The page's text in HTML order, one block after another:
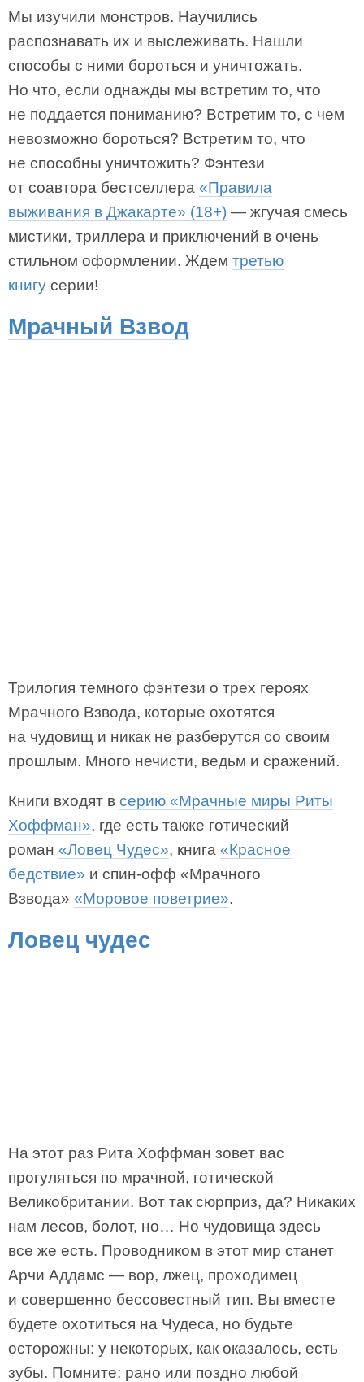
Мы изучили монстров. Научились
распознавать их и выслеживать. Нашли
способы с ними бороться и уничтожать.
Но что, если однажды мы встретим то, что
не поддается пониманию? Встретим то, с чем
невозможно бороться? Встретим то, что
не способны уничтожить? Фэнтези
от соавтора бестселлера «Правила
выживания в Джакарте» (18+) — жгучая смесь
мистики, триллера и приключений в очень
стильном оформлении. Ждем третью
книгу серии!
Мрачный Взвод
Трилогия темного фэнтези о трех героях
Мрачного Взвода, которые охотятся
на чудовищ и никак не разберутся со своим
прошлым. Много нечисти, ведьм и сражений.
Книги входят в серию «Мрачные миры Риты
Хоффман», где есть также готический
роман «Ловец Чудес», книга «Красное
бедствие» и спин-офф «Мрачного
Взвода» «Моровое поветрие».
Ловец чудес
На этот раз Рита Хоффман зовет вас
прогуляться по мрачной, готической
Великобритании. Вот так сюрприз, да? Никаких
нам лесов, болот, но… Но чудовища здесь
все же есть. Проводником в этот мир станет
Арчи Аддамс — вор, лжец, проходимец
и совершенно бессовестный тип. Вы вместе
будете охотиться на Чудеса, но будьте
осторожны: у некоторых, как оказалось, есть
зубы. Помните: рано или поздно любой